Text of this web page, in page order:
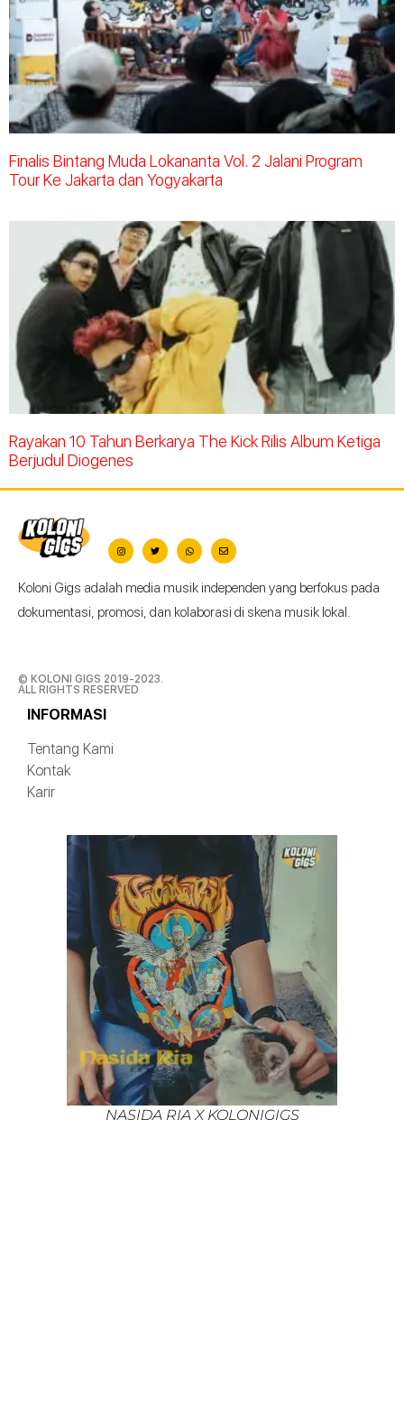
Finalis Bintang Muda Lokananta Vol. 2 Jalani Program
Tour Ke Jakarta dan Yogyakarta
Rayakan 10 Tahun Berkarya The Kick Rilis Album Ketiga
Berjudul Diogenes
Koloni Gigs adalah media musik independen yang berfokus pada
dokumentasi, promosi, dan kolaborasi di skena musik lokal.
© KOLONI GIGS 2019-2023.
ALL RIGHTS RESERVED
INFORMASI
Tentang Kami
Kontak
Karir
NASIDA RIA X KOLONIGIGS